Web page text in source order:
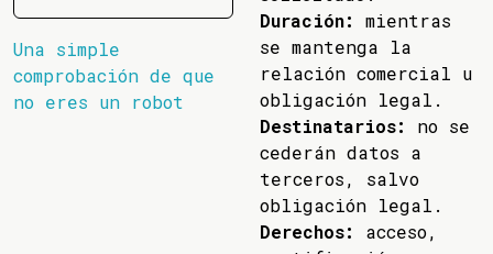
Una simple
comprobación de que
no eres un robot
Duración:
mientras
se mantenga la
relación comercial u
obligación legal.
Destinatarios:
no se
cederán datos a
terceros, salvo
obligación legal.
Derechos:
acceso,